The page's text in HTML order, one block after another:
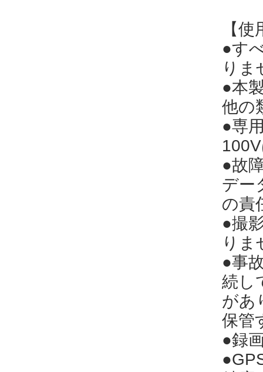
【
●す
りま
●本
他の
●専
●故
デー
の責
●撮
りま
●事
続し
があ
保管
●録